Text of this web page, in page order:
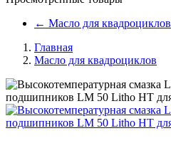
← Масло для квадроциклов
Главная
Масло для квадроциклов